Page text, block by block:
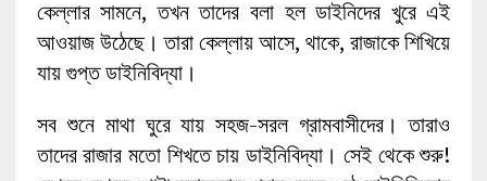
কেল্লার সামনে, তখন তাদের বলা হল ডাইনিদের খুরে এই
আওয়াজ উঠেছে। তারা কেল্লায় আসে, থাকে, রাজাকে শিখিয়ে
যায় গুপ্ত ডাইনিবিদ্যা।
সব শুনে মাথা ঘুরে যায় সহজ-সরল গ্রামবাসীদের। তারাও
তাদের রাজার মতো শিখতে চায় ডাইনিবিদ্যা। সেই থেকে শুরু!